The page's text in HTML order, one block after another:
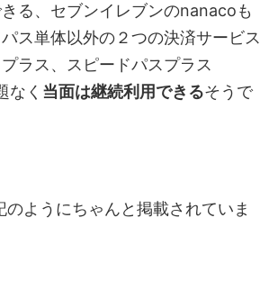
る、セブンイレブンのnanacoも
ス単体以外の２つの決済サービス
プラス、スピードパスプラス
なく 当面は継続利用できるそうで
のようにちゃんと掲載されていま